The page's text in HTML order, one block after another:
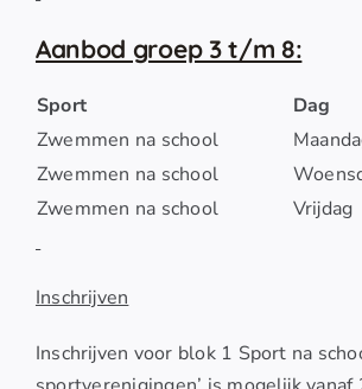
Aanbod groep 3 t/m 8:
Sport Dag
Zwemmen na school
Zwemmen na school
Zwemmen na school
Vrijdag
Inschrijven
Inschrijven voor blok 1 Sport na